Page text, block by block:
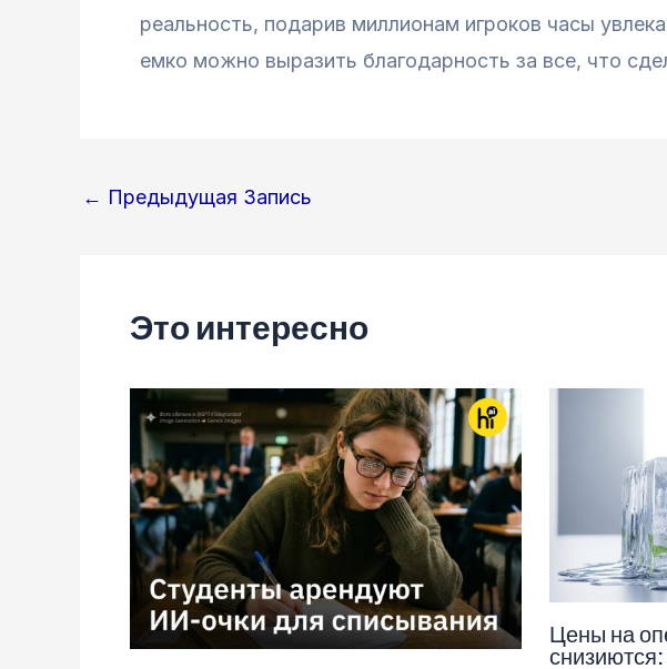
реальность, подарив миллионам игроков часы
емко можно выразить благодарность за все, что
Навигация
← Предыдущая Запись
Это интересно
Цены на